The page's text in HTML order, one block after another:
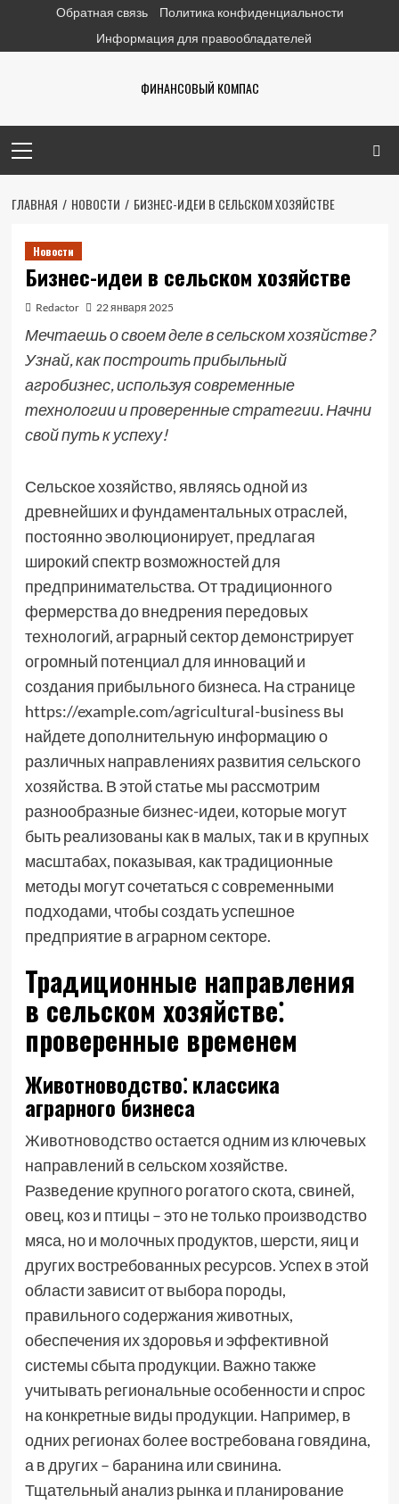
содержимому
Обратная связь
Политика конфиденциальности
Информация для правообладателей
ФИНАНСОВЫЙ КОМПАС
меню
ГЛАВНАЯ НОВОСТИ БИЗНЕС-ИДЕИ В СЕЛЬСКОМ ХОЗЯЙСТВЕ
Новости
Бизнес-идеи в сельском хозяйстве
Redactor 22 января 2025
Мечтаешь о своем деле в сельском хозяйстве?
Узнай, как построить прибыльный
агробизнес, используя современные
технологии и проверенные стратегии. Начни
свой путь к успеху!
Сельское хозяйство, являясь одной из
древнейших и фундаментальных отраслей,
постоянно эволюционирует, предлагая
широкий спектр возможностей для
предпринимательства. От традиционного
фермерства до внедрения передовых
технологий, аграрный сектор демонстрирует
огромный потенциал для инноваций и
создания прибыльного бизнеса. На странице
https://example.com/agricultural-business вы
найдете дополнительную информацию о
различных направлениях развития сельского
хозяйства. В этой статье мы рассмотрим
разнообразные бизнес-идеи, которые могут
быть реализованы как в малых, так и в крупных
масштабах, показывая, как традиционные
методы могут сочетаться с современными
подходами, чтобы создать успешное
предприятие в аграрном секторе.
Традиционные направления
в сельском хозяйстве⁚
проверенные временем
Животноводство⁚ классика
аграрного бизнеса
Животноводство остается одним из ключевых
направлений в сельском хозяйстве.
Разведение крупного рогатого скота, свиней,
овец, коз и птицы – это не только производство
мяса, но и молочных продуктов, шерсти, яиц и
других востребованных ресурсов. Успех в этой
области зависит от выбора породы,
правильного содержания животных,
обеспечения их здоровья и эффективной
системы сбыта продукции. Важно также
учитывать региональные особенности и спрос
на конкретные виды продукции. Например, в
одних регионах более востребована говядина,
а в других – баранина или свинина.
Тщательный анализ рынка и планирование